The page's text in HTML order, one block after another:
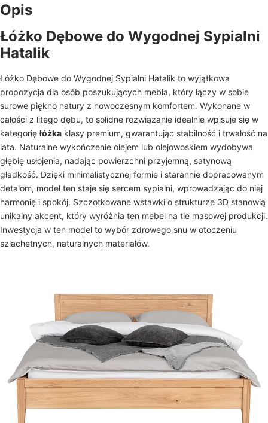
Opis
Łóżko Dębowe do Wygodnej Sypialni
Hatalik
Łóżko Dębowe do Wygodnej Sypialni Hatalik to wyjątkowa
propozycja dla osób poszukujących mebla, który łączy w sobie
surowe piękno natury z nowoczesnym komfortem. Wykonane w
całości z litego dębu, to solidne rozwiązanie idealnie wpisuje się w
kategorię łóżka klasy premium, gwarantując stabilność i trwałość na
lata. Naturalne wykończenie olejem lub olejowoskiem wydobywa
głębię usłojenia, nadając powierzchni przyjemną, satynową
gładkość. Dzięki minimalistycznej formie i starannie dopracowanym
detalom, model ten staje się sercem sypialni, wprowadzając do niej
harmonię i spokój. Szczotkowane wstawki o strukturze 3D stanowią
unikalny akcent, który wyróżnia ten mebel na tle masowej produkcji.
Inwestycja w ten model to wybór zdrowego snu w otoczeniu
szlachetnych, naturalnych materiałów.